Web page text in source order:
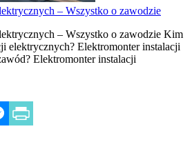
– Wszystko o zawodzie
– Wszystko o zawodzie Kim
elektrycznych? Elektromonter instalacji
Elektromonter instalacji